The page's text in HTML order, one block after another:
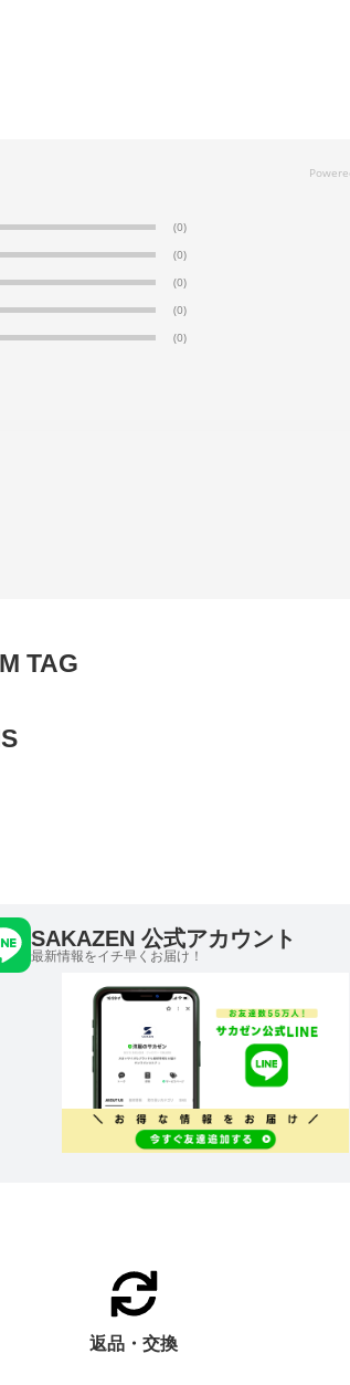
(0)
(0)
(0)
(0)
(0)
SAKAZEN 公式アカウント
最新情報をイチ早くお届け！
返品・交換